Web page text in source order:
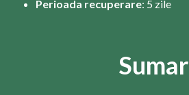
Perioada recuperare: 5 zile
Sumar